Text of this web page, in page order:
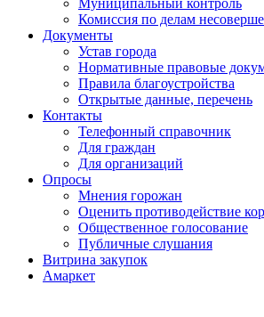
Муниципальный контроль
Комиссия по делам
Документы
Устав города
Нормативные правовые
Правила благоустройства
Открытые данные, перечень
Контакты
Телефонный справочник
Для граждан
Для организаций
Опросы
Мнения горожан
Оценить противодействие
Общественное голосование
Публичные слушания
Витрина закупок
Амаркет